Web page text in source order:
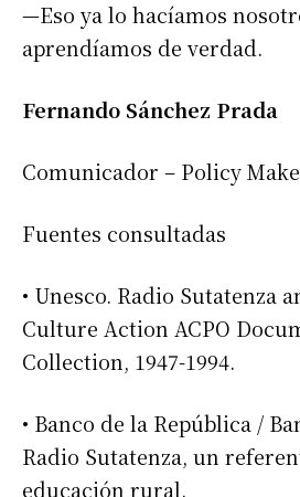
—Eso ya lo hacíamos
aprendíamos de verdad.
Fernando Sánchez Prada
Comunicador – Policy
Fuentes consultadas
• Unesco. Radio Sutatenza
Culture Action ACPO
Collection, 1947-1994.
• Banco de la República /
Radio Sutatenza, un
educación rural.